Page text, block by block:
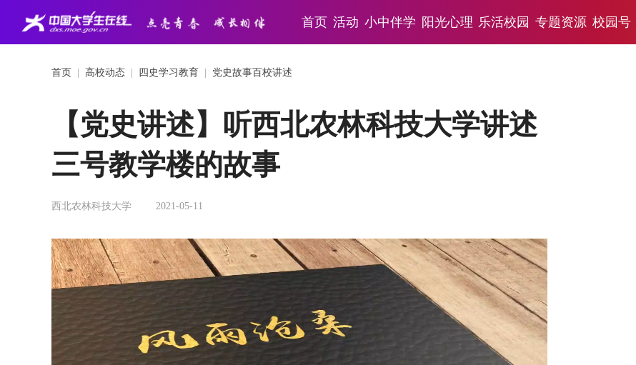
首页 活动 小中伴学 阳光心理 乐活校园 专题资源 校园号
首页 高校动态 四史学习教育 党史故事百校讲述
【党史讲述】听西北农林科技大学讲述
三号教学楼的故事
西北农林科技大学 2021-05-11